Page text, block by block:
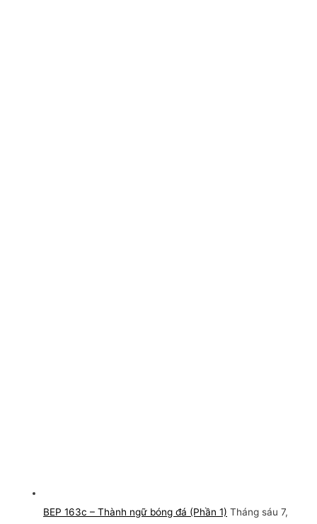
BEP 163c – Thành ngữ bóng đá (Phần 1) Tháng sáu 7,